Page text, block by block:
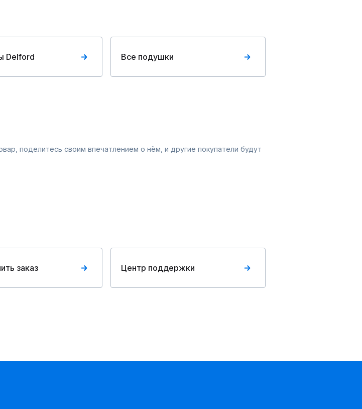
Delford Все подушки
поделитесь своим впечатлением о нём, и другие покупатели будут
заказ Центр поддержки